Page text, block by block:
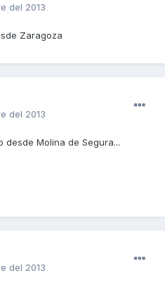
del 2013
Zaragoza
del 2013
desde Molina de Segura...
del 2013